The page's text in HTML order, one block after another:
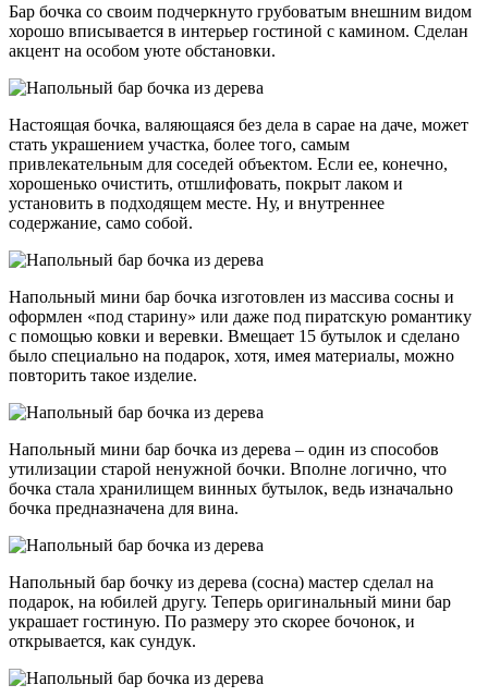
Бар бочка со своим подчеркнуто грубоватым внешним видом
хорошо вписывается в интерьер гостиной с камином. Сделан
акцент на особом уюте обстановки.
Настоящая бочка, валяющаяся без дела в сарае на даче, может
стать украшением участка, более того, самым
привлекательным для соседей объектом. Если ее, конечно,
хорошенько очистить, отшлифовать, покрыт лаком и
установить в подходящем месте. Ну, и внутреннее
содержание, само собой.
Напольный мини бар бочка изготовлен из массива сосны и
оформлен «под старину» или даже под пиратскую романтику
с помощью ковки и веревки. Вмещает 15 бутылок и сделано
было специально на подарок, хотя, имея материалы, можно
повторить такое изделие.
Напольный мини бар бочка из дерева – один из способов
утилизации старой ненужной бочки. Вполне логично, что
бочка стала хранилищем винных бутылок, ведь изначально
бочка предназначена для вина.
Напольный бар бочку из дерева (сосна) мастер сделал на
подарок, на юбилей другу. Теперь оригинальный мини бар
украшает гостиную. По размеру это скорее бочонок, и
открывается, как сундук.